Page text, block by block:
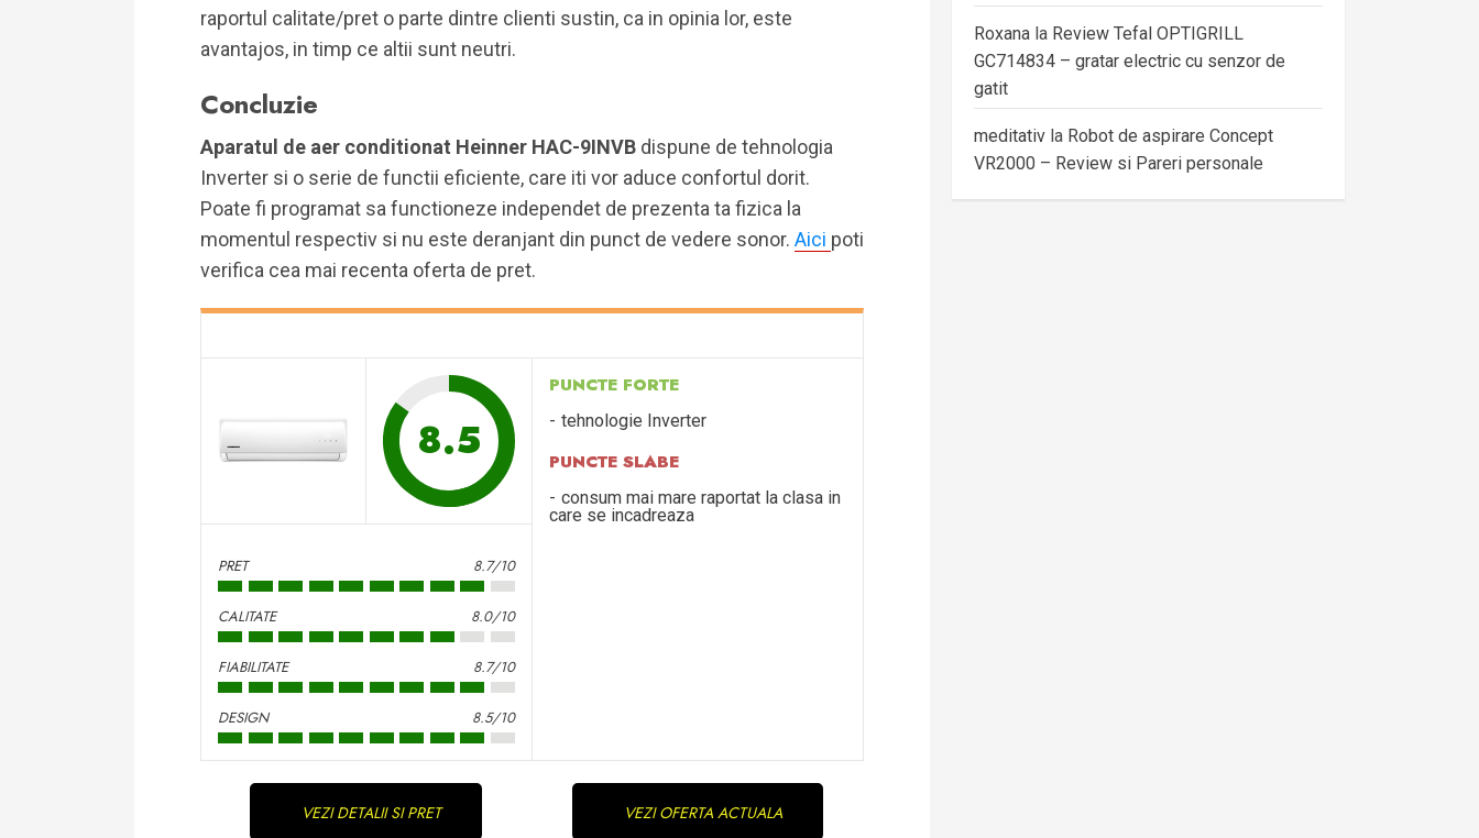
raportul calitate/pret o parte dintre clienti sustin, ca in opinia lor, este
avantajos, in timp ce altii sunt neutri.
Concluzie
Aparatul de aer conditionat Heinner HAC-9INVB dispune de tehnologia
Inverter si o serie de functii eficiente, care iti vor aduce confortul dorit.
Poate fi programat sa functioneze independet de prezenta ta fizica la
momentul respectiv si nu este deranjant din punct de vedere sonor. Aici poti
verifica cea mai recenta oferta de pret.
8.5
PRET 8.7/10
CALITATE 8.0/10
FIABILITATE 8.7/10
DESIGN 8.5/10
PUNCTE FORTE
tehnologie Inverter
PUNCTE SLABE
consum mai mare raportat la clasa in
care se incadreaza
VEZI DETALII SI PRET VEZI OFERTA ACTUALA
Continue
Roxana la Review Tefal OPTIGRILL
GC714834 – gratar electric cu senzor de
gatit
meditativ la Robot de aspirare Concept
VR2000 – Review si Pareri personale